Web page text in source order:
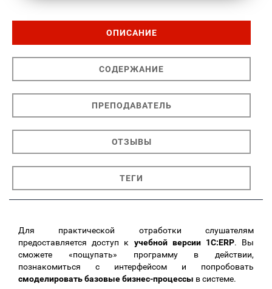
ОПИСАНИЕ
СОДЕРЖАНИЕ
ПРЕПОДАВАТЕЛЬ
ОТЗЫВЫ
ТЕГИ
Для практической отработки слушателям
предоставляется доступ к учебной версии 1С:ERP. Вы
сможете «пощупать» программу в действии,
познакомиться с интерфейсом и попробовать
смоделировать базовые бизнес-процессы в системе.